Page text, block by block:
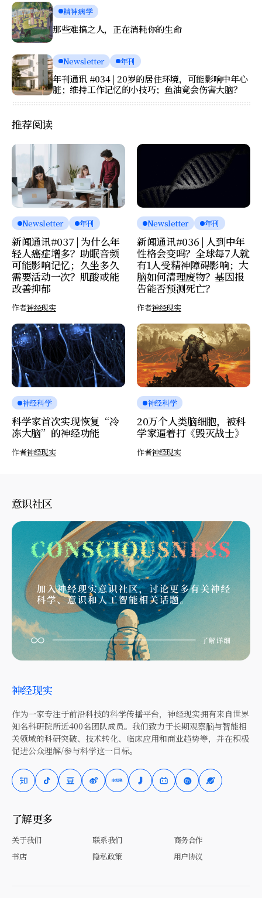
精神病学
那些难搞之人，正在消耗你的生命
Newsletter 年刊
年刊通讯 #034 | 20岁的居住环境，可能影响中年心
脏；维持工作记忆的小技巧；鱼油竟会伤害大脑？
推荐阅读
Newsletter 年刊
新闻通讯#037 | 为什么年
轻人癌症增多？助眠音频
可能影响记忆；久坐多久
需要活动一次？肌酸或能
改善抑郁
作者神经现实
Newsletter 年刊
新闻通讯#036 | 人到中年
性格会变吗？全球每7人就
有1人受精神障碍影响；大
脑如何清理废物？基因报
告能否预测死亡？
作者神经现实
神经科学
科学家首次实现恢复“冷
冻大脑”的神经功能
作者神经现实
神经科学
20万个人类脑细胞，被科
学家逼着打《毁灭战士》
作者神经现实
意识社区
神经现实
作为一家专注于前沿科技的科学传播平台，神经现实拥有来自世界
知名科研院所近400名团队成员。我们致力于长期观察脑与智能相
关领域的科研突破、技术转化、临床应用和商业趋势等，并在积极
促进公众理解/参与科学这一目标。
了解更多
关于我们 联系我们
商务合作
书店
隐私政策 用户协议